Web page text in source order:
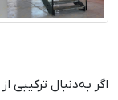
اگر به‌دنبال ترکیبی از